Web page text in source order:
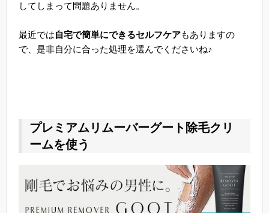
してしまって問題ありません。
最近では自宅で簡単にできるセルフケアもありますの
で、是非自分に合った処理を選んでくださいね♪
プレミアムリムーバーグート除毛クリ
ームを使う